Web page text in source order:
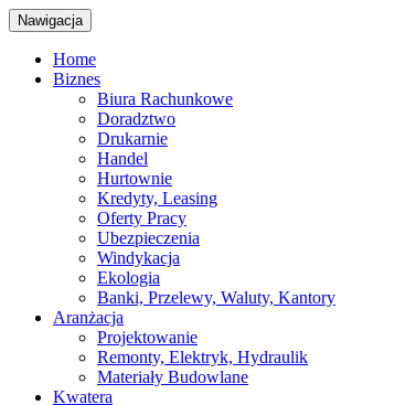
Nawigacja
Home
Biznes
Biura Rachunkowe
Doradztwo
Drukarnie
Handel
Hurtownie
Kredyty, Leasing
Oferty Pracy
Ubezpieczenia
Windykacja
Ekologia
Banki, Przelewy, Waluty, Kantory
Aranżacja
Projektowanie
Remonty, Elektryk, Hydraulik
Materiały Budowlane
Kwatera